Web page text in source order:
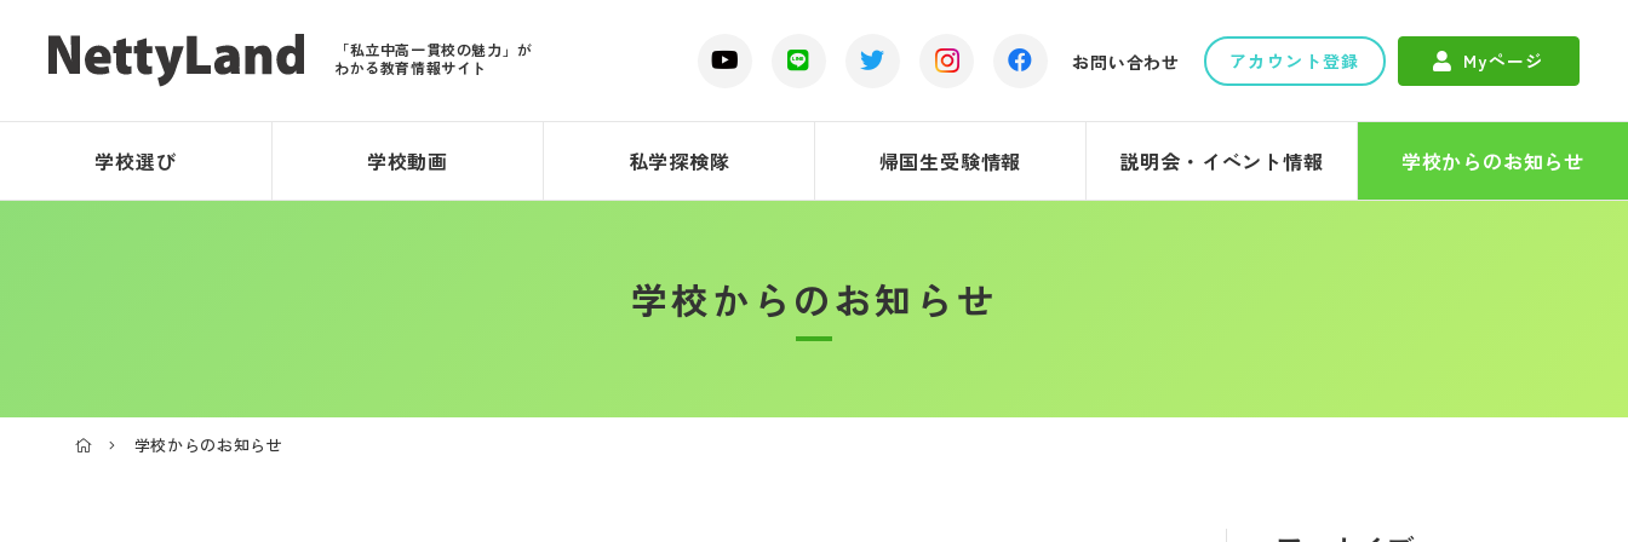
「私立中高一貫校の魅力」が
わかる教育情報サイト
お問い合わせ アカウント登録 Myページ
学校選び 学校動画 私学探検隊 帰国生受験情報 説明会・イベント情報 学校からのお知らせ
学校からのお知らせ
学校からのお知らせ